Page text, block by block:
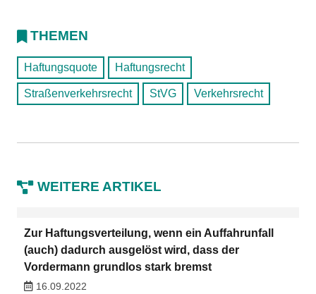
THEMEN
Haftungsquote Haftungsrecht
Straßenverkehrsrecht StVG Verkehrsrecht
WEITERE ARTIKEL
Zur Haftungsverteilung, wenn ein Auffahrunfall
(auch) dadurch ausgelöst wird, dass der
Vordermann grundlos stark bremst
16.09.2022